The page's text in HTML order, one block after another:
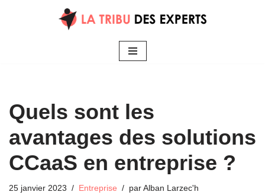
Quels sont les
avantages des solutions
CCaaS en entreprise ?
25 janvier 2023 Entreprise par Alban Larzec'h